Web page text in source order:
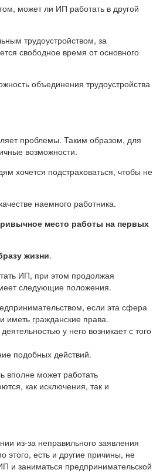
может ли ИП работать в другой
трудоустройством, за
свободное время от основного
объединения трудоустройства
проблемы. Таким образом, для
возможности.
хочется подстраховаться, чтобы не
наемного работника.
место работы на первых
жизни.
ИП, при этом продолжая
следующие положения.
если эта сфера
гражданские права.
у него возникает с того
подобных действий.
вполне может работать
как исключения, так и
из-за неправильного заявления
есть и другие причины, не
и заниматься предпринимательской